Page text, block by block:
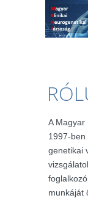
A Magyar
1997-ben
genetikai
munkáját